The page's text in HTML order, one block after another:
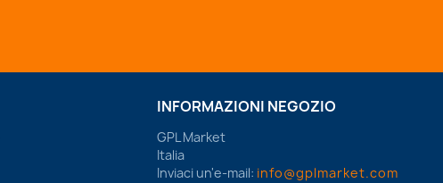
INFORMAZIONI NEGOZIO
GPL Market
Italia
Inviaci un'e-mail: info@gplmarket.com